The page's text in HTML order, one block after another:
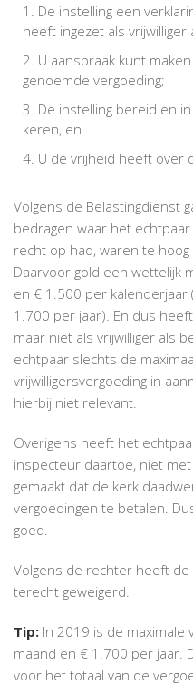
De instelling een
heeft ingezet als
U aanspraak kunt
genoemde vergoeding;
De instelling bereid en
keren, en
U de vrijheid heeft over
Volgens de Belastingdienst
bedragen waar het
recht op had, waren te
Daarvoor gold een wettelijk
en € 1.500 per
1.700 per jaar). En dus
maar niet als vrijwilliger als
echtpaar slechts de
vrijwilligersvergoeding in
hierbij niet relevant.
Overigens heeft het
inspecteur daartoe, niet
gemaakt dat de kerk
vergoedingen te betalen.
goed.
Volgens de rechter heeft
terecht geweigerd.
Tip: In 2019 is de maximale
maand en € 1.700 per jaar.
voor het totaal van de